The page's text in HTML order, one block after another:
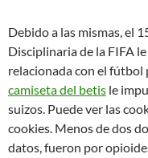
Debido a las mismas, el
Disciplinaria de la FIFA
relacionada con el fútbol
camiseta del betis le
suizos. Puede ver las
cookies. Menos de dos
datos, fueron por